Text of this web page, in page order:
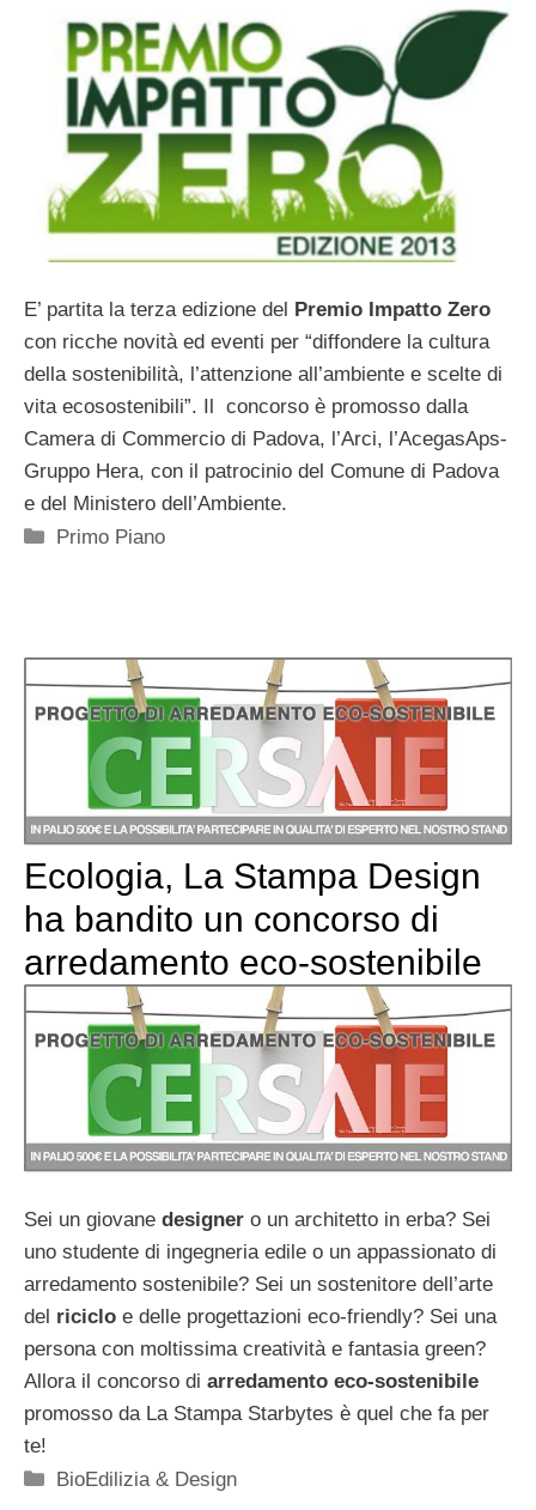
E’ partita la terza edizione del Premio Impatto Zero
con ricche novità ed eventi per “diffondere la cultura
della sostenibilità, l’attenzione all’ambiente e scelte di
vita ecosostenibili”. Il concorso è promosso dalla
Camera di Commercio di Padova, l’Arci, l’AcegasAps-
Gruppo Hera, con il patrocinio del Comune di Padova
e del Ministero dell’Ambiente.
Categorie
Primo Piano
Ecologia, La Stampa Design
ha bandito un concorso di
arredamento eco-sostenibile
Sei un giovane designer o un architetto in erba? Sei
uno studente di ingegneria edile o un appassionato di
arredamento sostenibile? Sei un sostenitore dell’arte
del riciclo e delle progettazioni eco-friendly? Sei una
persona con moltissima creatività e fantasia green?
Allora il concorso di arredamento eco-sostenibile
promosso da La Stampa Starbytes è quel che fa per
te!
Categorie
BioEdilizia & Design